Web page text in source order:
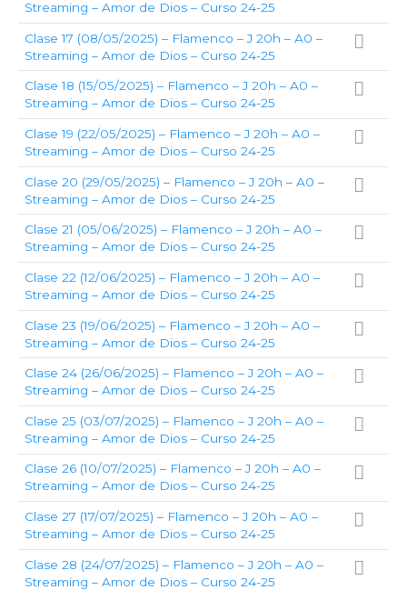
Streaming – Amor de Dios – Curso 24-25
Clase 17 (08/05/2025) – Flamenco – J 20h – A0 –
Streaming – Amor de Dios – Curso 24-25
Clase 18 (15/05/2025) – Flamenco – J 20h – A0 –
Streaming – Amor de Dios – Curso 24-25
Clase 19 (22/05/2025) – Flamenco – J 20h – A0 –
Streaming – Amor de Dios – Curso 24-25
Clase 20 (29/05/2025) – Flamenco – J 20h – A0 –
Streaming – Amor de Dios – Curso 24-25
Clase 21 (05/06/2025) – Flamenco – J 20h – A0 –
Streaming – Amor de Dios – Curso 24-25
Clase 22 (12/06/2025) – Flamenco – J 20h – A0 –
Streaming – Amor de Dios – Curso 24-25
Clase 23 (19/06/2025) – Flamenco – J 20h – A0 –
Streaming – Amor de Dios – Curso 24-25
Clase 24 (26/06/2025) – Flamenco – J 20h – A0 –
Streaming – Amor de Dios – Curso 24-25
Clase 25 (03/07/2025) – Flamenco – J 20h – A0 –
Streaming – Amor de Dios – Curso 24-25
Clase 26 (10/07/2025) – Flamenco – J 20h – A0 –
Streaming – Amor de Dios – Curso 24-25
Clase 27 (17/07/2025) – Flamenco – J 20h – A0 –
Streaming – Amor de Dios – Curso 24-25
Clase 28 (24/07/2025) – Flamenco – J 20h – A0 –
Streaming – Amor de Dios – Curso 24-25